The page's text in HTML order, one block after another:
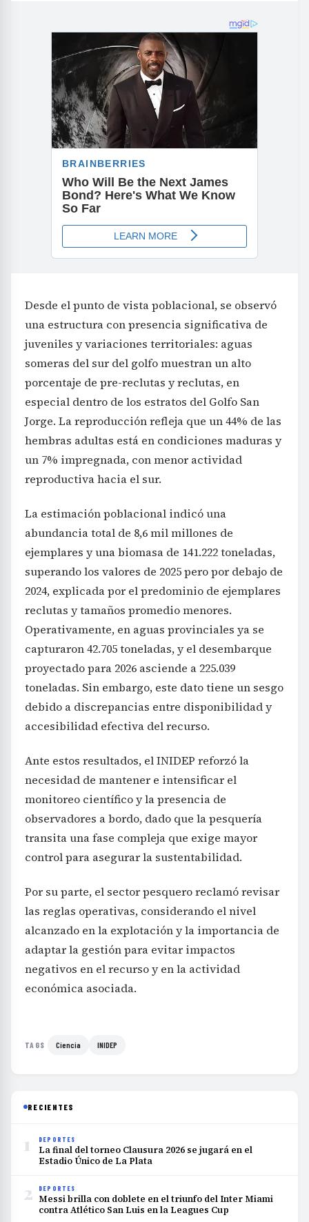
Desde el punto de vista poblacional, se observó
una estructura con presencia significativa de
juveniles y variaciones territoriales: aguas
someras del sur del golfo muestran un alto
porcentaje de pre-reclutas y reclutas, en
especial dentro de los estratos del Golfo San
Jorge. La reproducción refleja que un 44% de las
hembras adultas está en condiciones maduras y
un 7% impregnada, con menor actividad
reproductiva hacia el sur.
La estimación poblacional indicó una
abundancia total de 8,6 mil millones de
ejemplares y una biomasa de 141.222 toneladas,
superando los valores de 2025 pero por debajo de
2024, explicada por el predominio de ejemplares
reclutas y tamaños promedio menores.
Operativamente, en aguas provinciales ya se
capturaron 42.705 toneladas, y el desembarque
proyectado para 2026 asciende a 225.039
toneladas. Sin embargo, este dato tiene un sesgo
debido a discrepancias entre disponibilidad y
accesibilidad efectiva del recurso.
Ante estos resultados, el INIDEP reforzó la
necesidad de mantener e intensificar el
monitoreo científico y la presencia de
observadores a bordo, dado que la pesquería
transita una fase compleja que exige mayor
control para asegurar la sustentabilidad.
Por su parte, el sector pesquero reclamó revisar
las reglas operativas, considerando el nivel
alcanzado en la explotación y la importancia de
adaptar la gestión para evitar impactos
negativos en el recurso y en la actividad
económica asociada.
TAGS Ciencia INIDEP
RECIENTES
1 DEPORTES
La final del torneo Clausura 2026 se jugará en el
Estadio Único de La Plata
2 DEPORTES
Messi brilla con doblete en el triunfo del Inter Miami
contra Atlético San Luis en la Leagues Cup